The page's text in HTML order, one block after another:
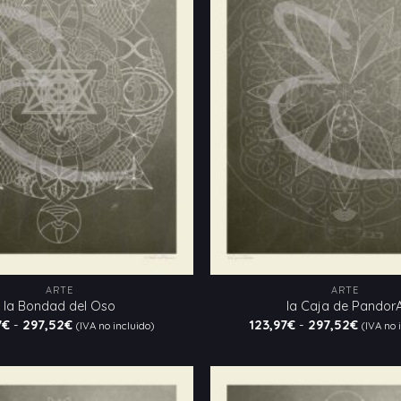
deseos
ARTE
la Bondad del Oso
€ - 297,52€Rango
de
hasta
(IVA no incluido)
ARTE
la Caja de
123,97€ - 297,52€Rango
de
hasta
(IVA no